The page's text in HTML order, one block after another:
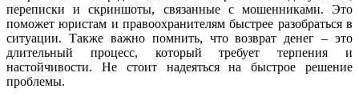
переписки и скриншоты, связанные с мошенниками. Это
поможет юристам и правоохранителям быстрее разобраться в
ситуации. Также важно помнить, что возврат денег – это
длительный процесс, который требует терпения и
настойчивости. Не стоит надеяться на быстрое решение
проблемы.